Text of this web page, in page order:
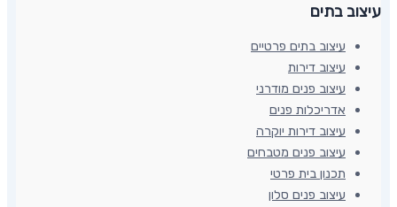
עיצוב בתים​
עיצוב בתים פרטיים
עיצוב דירות
עיצוב פנים מודרני
אדריכלות פנים
עיצוב דירות יוקרה
עיצוב פנים מטבחים
תכנון בית פרטי
עיצוב פנים סלון